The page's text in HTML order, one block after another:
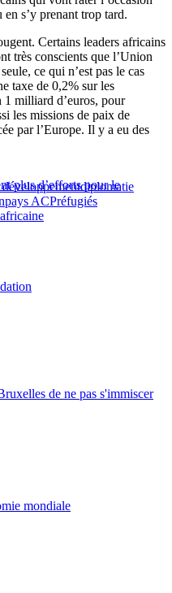
s’y prenant trop tard.
Certains leaders africains
très conscients que l’Union
ce qui n’est pas le cas
taxe de 0,2% sur les
milliard d’euros, pour
les missions de paix de
par l’Europe. Il y a eu des
plus d’efforts pour le
diplomatie
pays ACPréfugiés
de ne pas s'immiscer
mondiale